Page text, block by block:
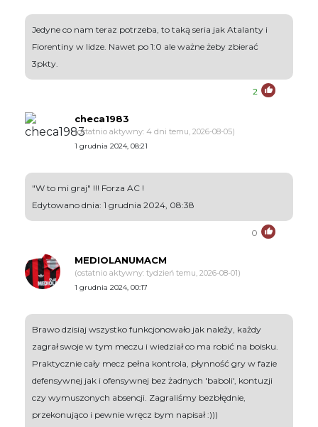
Jedyne co nam teraz potrzeba, to taką seria jak Atalanty i
Fiorentiny w lidze. Nawet po 1:0 ale ważne żeby zbierać
3pkty.
2
checa1983
(ostatnio aktywny: 4 dni temu, 2026-08-05)
1 grudnia 2024, 08:21
"W to mi graj" !!! Forza AC !
Edytowano dnia: 1 grudnia 2024, 08:38
0
MEDIOLANUMACM
(ostatnio aktywny: tydzień temu, 2026-08-01)
1 grudnia 2024, 00:17
Brawo dzisiaj wszystko funkcjonowało jak należy, każdy
zagrał swoje w tym meczu i wiedział co ma robić na boisku.
Praktycznie cały mecz pełna kontrola, płynność gry w fazie
defensywnej jak i ofensywnej bez żadnych 'baboli', kontuzji
czy wymuszonych absencji. Zagraliśmy bezbłędnie,
przekonująco i pewnie wręcz bym napisał :)))